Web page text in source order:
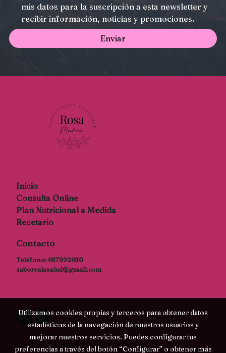
mis datos para la suscripción a esta newsletter y
recibir información, noticias y promociones.
Enviar
Inicio
Consulta Online
Plan Nutricional a Medida
Recetario
Contacto
Teléfono: 687992680
saborealasalud@gmail.com
Aviso legal
Política de cookies
Utilizamos cookies propias y terceros para obtener datos
estadísticos de la navegación de nuestros usuarios y
mejorar nuestros servicios. Puedes configurar tus
preferencias a través del botón “Configurar” o obtener más